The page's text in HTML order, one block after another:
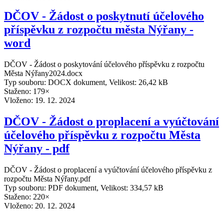
DČOV - Žádost o poskytnutí účelového
příspěvku z rozpočtu města Nýřany -
word
DČOV - Žádost o poskytování účelového příspěvku z rozpočtu
Města Nýřany2024.docx
Typ souboru: DOCX dokument, Velikost: 26,42 kB
Staženo: 179×
Vloženo: 19. 12. 2024
DČOV - Žádost o proplacení a vyúčtování
účelového příspěvku z rozpočtu Města
Nýřany - pdf
DČOV - Žádost o proplacení a vyúčtování účelového příspěvku z
rozpočtu Města Nýřany.pdf
Typ souboru: PDF dokument, Velikost: 334,57 kB
Staženo: 220×
Vloženo: 20. 12. 2024